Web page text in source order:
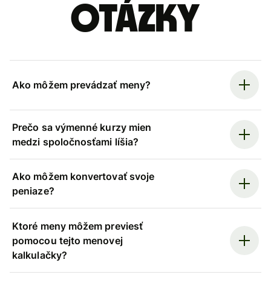
otázky
Ako môžem prevádzať meny?
Prečo sa výmenné kurzy mien
medzi spoločnosťami líšia?
Ako môžem konvertovať svoje
peniaze?
Ktoré meny môžem previesť
pomocou tejto menovej
kalkulačky?